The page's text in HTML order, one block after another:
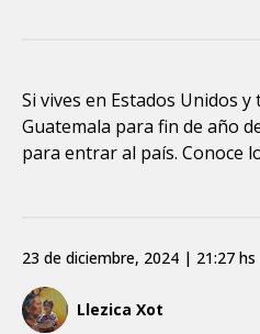
Si vives en Estados Unidos
Guatemala para fin de año
para entrar al país. Conoce
Llezica Xot
23 de diciembre, 2024 | 21:27 hs